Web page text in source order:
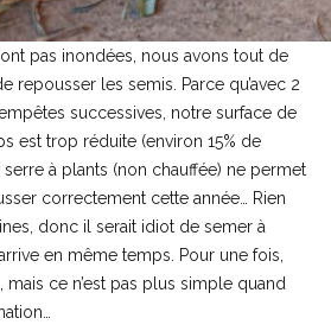
pas inondées, nous avons tout de
repousser les semis. Parce qu’avec 2
successives, notre surface de
est trop réduite (environ 15% de
à plants (non chauffée) ne permet
correctement cette année… Rien
donc il serait idiot de semer à
en même temps. Pour une fois,
mais ce n’est pas plus simple quand